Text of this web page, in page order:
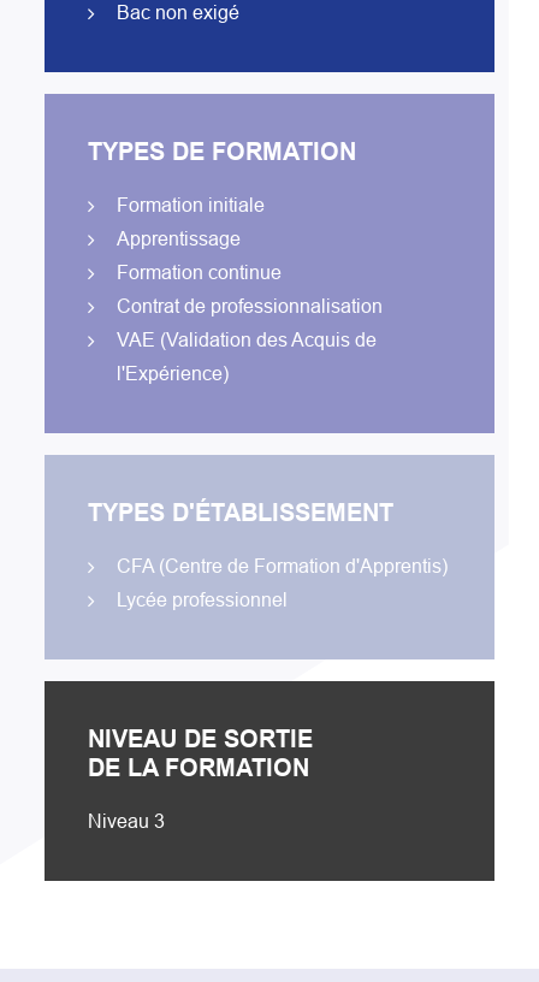
Bac non exigé
TYPES DE FORMATION
Formation initiale
Apprentissage
Formation continue
Contrat de professionnalisation
VAE (Validation des Acquis de
l'Expérience)
TYPES D'ÉTABLISSEMENT
CFA (Centre de Formation d'Apprentis)
Lycée professionnel
NIVEAU DE SORTIE
DE LA FORMATION
Niveau 3